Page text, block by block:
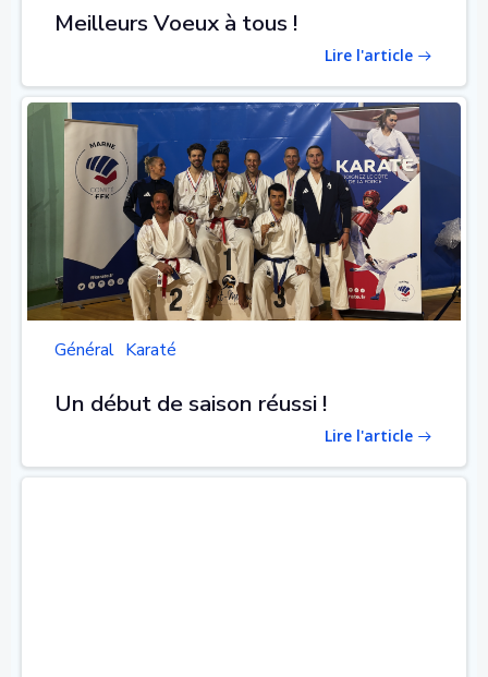
Meilleurs Voeux à tous !
Lire l'article
Général Karaté
Un début de saison réussi !
Lire l'article